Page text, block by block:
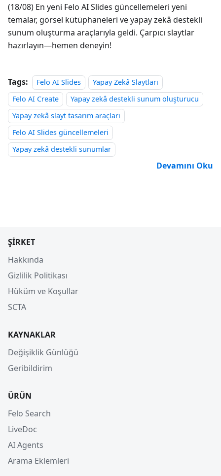
(18/08) En yeni Felo AI Slides güncellemeleri yeni
temalar, görsel kütüphaneleri ve yapay zekâ destekli
sunum oluşturma araçlarıyla geldi. Çarpıcı slaytlar
hazırlayın—hemen deneyin!
Tags: Felo AI Slides
Yapay Zekâ Slaytları
Felo AI Create
Yapay zekâ destekli sunum oluşturucu
Yapay zekâ slayt tasarım araçları
Felo AI Slides güncellemeleri
Yapay zekâ destekli sunumlar
Devamını Oku
ŞIRKET
Hakkında
Gizlilik Politikası
Hüküm ve Koşullar
SCTA
KAYNAKLAR
Değişiklik Günlüğü
Geribildirim
ÜRÜN
Felo Search
LiveDoc
AI Agents
Arama Eklemleri